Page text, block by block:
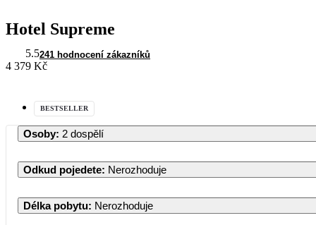
Hotel Supreme
5.5241 hodnocení zákazníků
4 379 Kč
BESTSELLER
Osoby: 2 dospělí
Odkud pojedete: Nerozhoduje
Délka pobytu: Nerozhoduje